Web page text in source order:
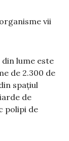
vii
lume este
de 2.300 de
spațiul
de
polipi de